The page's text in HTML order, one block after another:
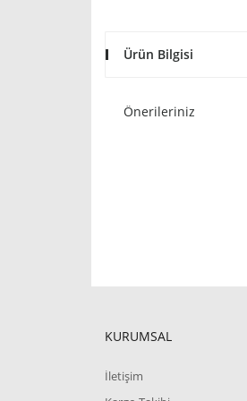
Ürün Bilgisi
Önerileriniz
KURUMSAL
İletişim